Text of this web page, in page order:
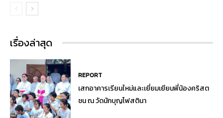
เรื่องล่าสุด
REPORT
เสกอาคารเรียนใหม่และเยี่ยมเยียนพี่น้องคริสต
ชน ณ วัดนักบุญโฟสตินา